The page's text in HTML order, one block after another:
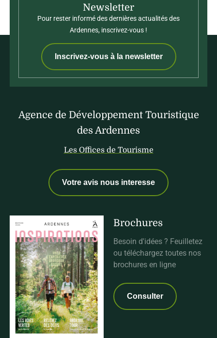
Newsletter
Pour rester informé des dernières actualités des
Ardennes, inscrivez-vous !
Inscrivez-vous à la newsletter
Agence de Développement Touristique
des Ardennes
Les Offices de Tourisme
Votre avis nous interesse
Brochures
Besoin d'idées ? Feuilletez
ou téléchargez toutes nos
brochures en ligne
Consulter